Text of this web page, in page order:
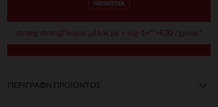
strong strongΓίνομαι μέλος με < wg-1="">€30 /χρόνο*
ΠΕΡΙΓΡΑΦΉ ΠΡΟΪΌΝΤΟΣ